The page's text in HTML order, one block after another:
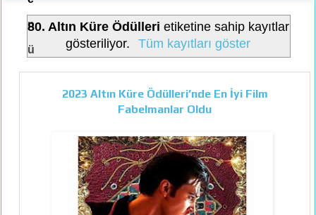
n
ü
80. Altın Küre Ödülleri etiketine sahip kayıtlar
gösteriliyor.
Tüm kayıtları göster
2023 Altın Küre Ödülleri’nde En İyi Film
Fabelmanlar Oldu